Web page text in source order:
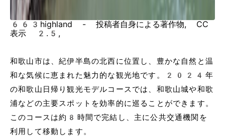
663highland - 投稿者自身による著作物, CC
表示 2.5,
和歌山市は、紀伊半島の北西に位置し、豊かな自然と温
和な気候に恵まれた魅力的な観光地です。2024年
の和歌山日帰り観光モデルコースでは、和歌山城や和歌
浦などの主要スポットを効率的に巡ることができます。
このコースは約8時間で完結し、主に公共交通機関を
利用して移動します。